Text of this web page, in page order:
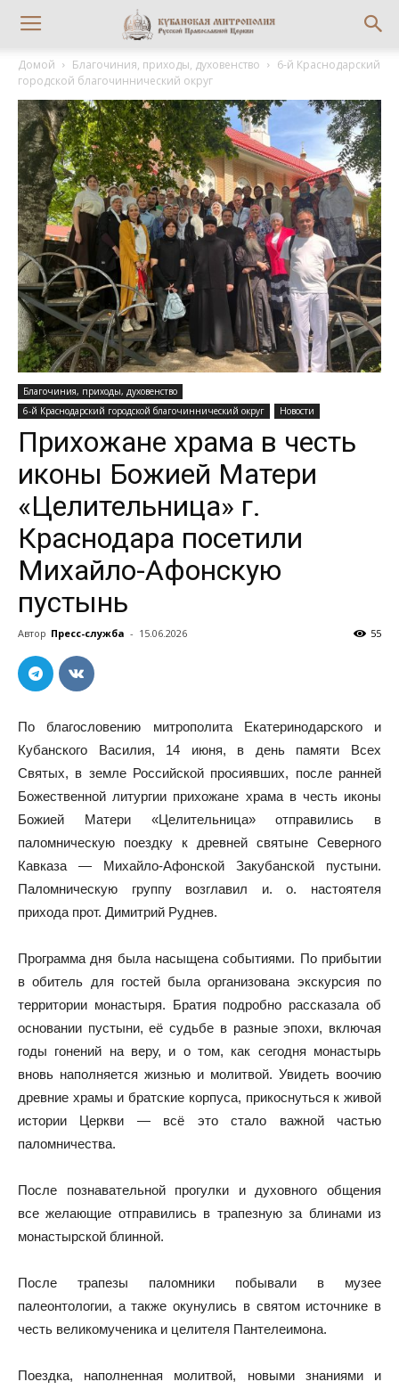
Домой Благочиния, приходы, духовенство
6-й Краснодарский
городской благочиннический округ
Благочиния, приходы, духовенство
6-й Краснодарский городской благочиннический округ
Новости
Прихожане храма в честь
иконы Божией Матери
«Целительница» г.
Краснодара посетили
Михайло-Афонскую
пустынь
Автор Пресс-служба - 15.06.2026 55
По благословению митрополита Екатеринодарского и
Кубанского Василия, 14 июня, в день памяти Всех
Святых, в земле Российской просиявших, после ранней
Божественной литургии прихожане храма в честь иконы
Божией Матери «Целительница»отправились в
паломническую поездку к древней святыне Северного
Кавказа — Михайло-Афонской Закубанской пустыни.
Паломническую группу возглавил и. о. настоятеля
прихода прот. Димитрий Руднев.
Программа дня была насыщена событиями. По прибытии
в обитель для гостей была организована экскурсия по
территории монастыря. Братия подробно рассказала об
основании пустыни, её судьбе в разные эпохи, включая
годы гонений на веру, и о том, как сегодня монастырь
вновь наполняется жизнью и молитвой. Увидеть воочию
древние храмы и братские корпуса, прикоснуться к живой
истории Церкви — всё это стало важной частью
паломничества.
После познавательной прогулки и духовного общения
все желающие отправились в трапезную за блинами из
монастырской блинной.
После трапезы паломники побывали в музее
палеонтологии, а также окунулись в святом источнике в
честь великомученика и целителя Пантелеимона.
Поездка, наполненная молитвой, новыми знаниями и